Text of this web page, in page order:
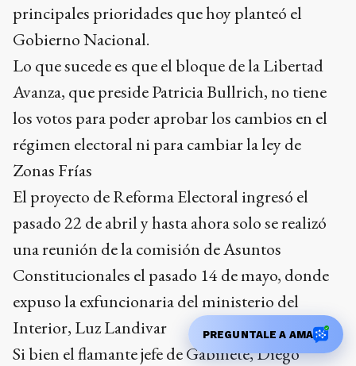
principales prioridades que hoy planteó el
Gobierno Nacional.
Lo que sucede es que el bloque de la Libertad
Avanza, que preside Patricia Bullrich, no tiene
los votos para poder aprobar los cambios en el
régimen electoral ni para cambiar la ley de
Zonas Frías
El proyecto de Reforma Electoral ingresó el
pasado 22 de abril y hasta ahora solo se realizó
una reunión de la comisión de Asuntos
Constitucionales el pasado 14 de mayo, donde
expuso la exfuncionaria del ministerio del
Interior, Luz Landivar
Si bien el flamante jefe de Gabinete, Diego
PREGUNTALE A AMA